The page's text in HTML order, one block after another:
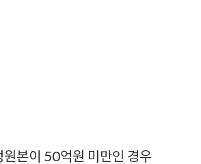
본이 50억원 미만인 경우